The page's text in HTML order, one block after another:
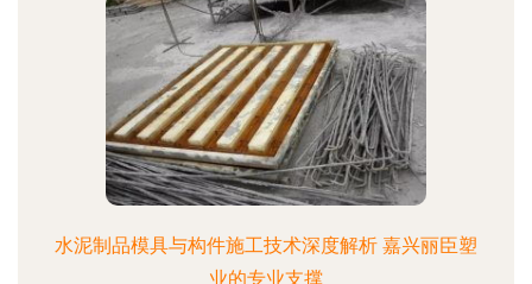
水泥制品模具与构件施工技术深度解析 嘉兴丽臣塑
业的专业支撑